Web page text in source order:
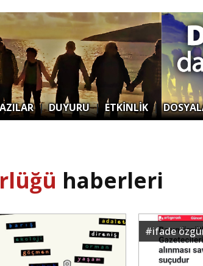
|DUYURU| ETKİNLİK |
haberleri
#ifade